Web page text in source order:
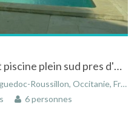
Votre maison avec jardin et piscine plein sud pres d'Uzes, Nimes, Anduze !
Roussillon, Occitanie, France
6 personnes